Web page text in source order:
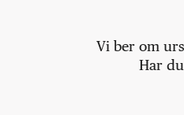
Vi ber om
Har